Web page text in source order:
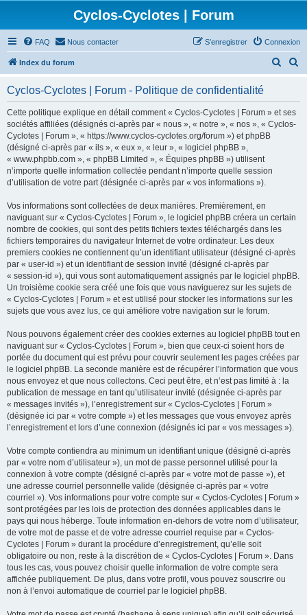
Cyclos-Cyclotes | Forum
FAQ Nous contacter Connexion
S’enregistrer
Index du forum
h
e
Cyclos-Cyclotes | Forum - Politique de confidentialité
Cette politique explique en détail comment « Cyclos-Cyclotes | Forum » et ses
sociétés affiliées (désignés ci-après par « nous », « notre », « nos », « Cyclos-
Cyclotes | Forum », « https://www.cyclos-cyclotes.org/forum ») et phpBB
(désigné ci-après par « ils », « eux », « leur », « logiciel phpBB »,
« www.phpbb.com », « phpBB Limited », « Équipes phpBB ») utilisent
n’importe quelle information collectée pendant n’importe quelle session
d’utilisation de votre part (désignée ci-après par « vos informations »).
Vos informations sont collectées de deux manières. Premièrement, en
naviguant sur « Cyclos-Cyclotes | Forum », le logiciel phpBB créera un certain
nombre de cookies, qui sont des petits fichiers textes téléchargés dans les
fichiers temporaires du navigateur Internet de votre ordinateur. Les deux
premiers cookies ne contiennent qu’un identifiant utilisateur (désigné ci-après
par « user-id ») et un identifiant de session invité (désigné ci-après par
« session-id »), qui vous sont automatiquement assignés par le logiciel phpBB.
Un troisième cookie sera créé une fois que vous naviguerez sur les sujets de
« Cyclos-Cyclotes | Forum » et est utilisé pour stocker les informations sur les
sujets que vous avez lus, ce qui améliore votre navigation sur le forum.
Nous pouvons également créer des cookies externes au logiciel phpBB tout en
naviguant sur « Cyclos-Cyclotes | Forum », bien que ceux-ci soient hors de
portée du document qui est prévu pour couvrir seulement les pages créées par
le logiciel phpBB. La seconde manière est de récupérer l’information que vous
nous envoyez et que nous collectons. Ceci peut être, et n’est pas limité à : la
publication de message en tant qu’utilisateur invité (désignée ci-après par
« messages invités »), l’enregistrement sur « Cyclos-Cyclotes | Forum »
(désignée ici par « votre compte ») et les messages que vous envoyez après
l’enregistrement et lors d’une connexion (désignés ici par « vos messages »).
Votre compte contiendra au minimum un identifiant unique (désigné ci-après
par « votre nom d’utilisateur »), un mot de passe personnel utilisé pour la
connexion à votre compte (désigné ci-après par « votre mot de passe »), et
une adresse courriel personnelle valide (désignée ci-après par « votre
courriel »). Vos informations pour votre compte sur « Cyclos-Cyclotes | Forum »
sont protégées par les lois de protection des données applicables dans le
pays qui nous héberge. Toute information en-dehors de votre nom d’utilisateur,
de votre mot de passe et de votre adresse courriel requise par « Cyclos-
Cyclotes | Forum » durant la procédure d’enregistrement, qu’elle soit
obligatoire ou non, reste à la discrétion de « Cyclos-Cyclotes | Forum ». Dans
tous les cas, vous pouvez choisir quelle information de votre compte sera
affichée publiquement. De plus, dans votre profil, vous pouvez souscrire ou
non à l’envoi automatique de courriel par le logiciel phpBB.